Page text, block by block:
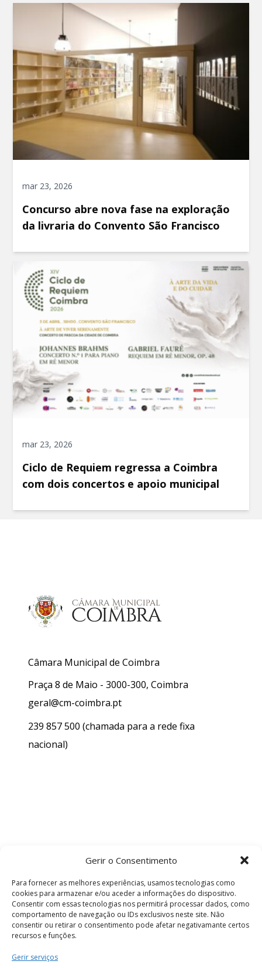
Gerir o Consentimento
Para fornecer as melhores experiências, usamos tecnologias como
cookies para armazenar e/ou aceder a informações do dispositivo.
Consentir com essas tecnologias nos permitirá processar dados, como
comportamento de navegação ou IDs exclusivos neste site. Não
consentir ou retirar o consentimento pode afetar negativamante certos
recursos e funções.
Gerir serviços
mar 23, 2026
Concurso abre nova fase na exploração
da livraria do Convento São Francisco
mar 23, 2026
Ciclo de Requiem regressa a Coimbra
com dois concertos e apoio municipal
Câmara Municipal de Coimbra
Praça 8 de Maio - 3000-300, Coimbra
geral@cm-coimbra.pt
239 857 500 (chamada para a rede fixa
nacional)
Termos e Condições